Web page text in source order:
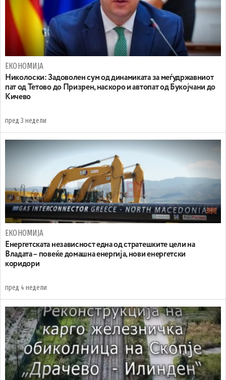
ЕКОНОМИЈА
Николоски: Задоволен сум од динамиката за меѓудржавниот
пат од Тетово до Призрен, наскоро и автопат од Букојчани до
Кичево
пред 3 недели
ЕКОНОМИЈА
Енергетската независност една од стратешките цели на
Владата – повеќе домашна енергија, нови енергетски
коридори
пред 4 недели